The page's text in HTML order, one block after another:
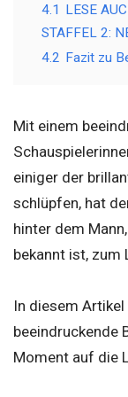
4.1 LESE
STAFFEL 2:
4.2 Fazit zu
Mit einem
einiger der
schlüpfen, hat
hinter dem
bekannt ist, zum
In diesem
beeindruckende
Moment auf die